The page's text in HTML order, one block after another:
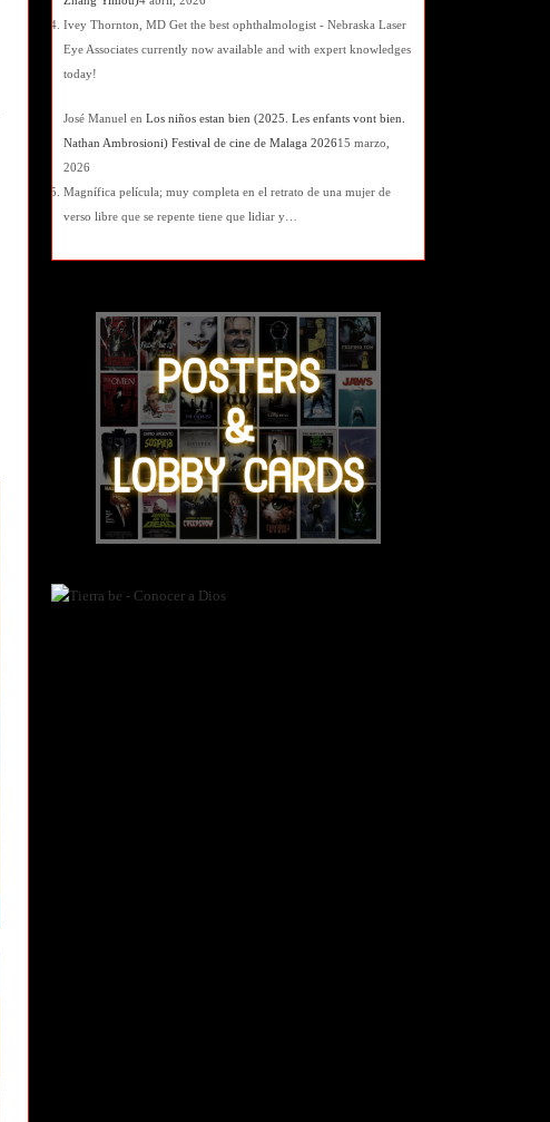
Ivey Thornton, MD Get the best ophthalmologist - Nebraska Laser
Eye Associates currently now available and with expert knowledges
today!
José Manuel en Los niños estan bien (2025. Les enfants vont bien.
Nathan Ambrosioni) Festival de cine de Malaga 202615 marzo,
2026
Magnífica película; muy completa en el retrato de una mujer de
verso libre que se repente tiene que lidiar y…